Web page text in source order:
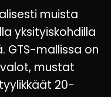
muista
yksityiskohdilla
GTS-mallissa on
mustat
20-